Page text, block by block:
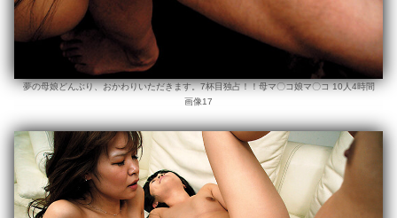
夢の母娘どんぶり、おかわりいただきます。7杯目独占！！母マ〇コ娘マ〇コ 10人4時間
画像17